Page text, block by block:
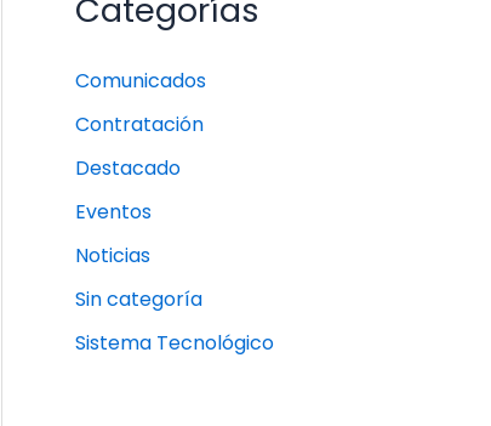
Categorías
Comunicados
Contratación
Destacado
Eventos
Noticias
Sin categoría
Sistema Tecnológico